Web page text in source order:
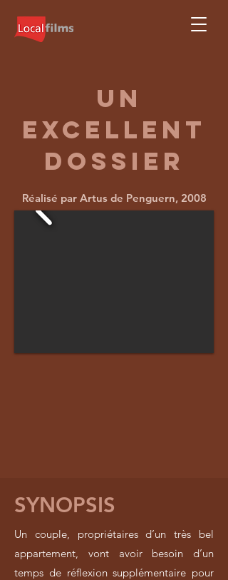
un
excellent
dossier
Réalisé par Artus de Penguern, 2008
SYNOPSIS
Un couple, propriétaires d’un très bel
appartement, vont avoir besoin d’un
temps de réflexion supplémentaire pour